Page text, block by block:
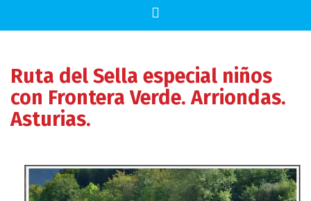
Ruta del Sella especial niños
con Frontera Verde. Arriondas.
Asturias.